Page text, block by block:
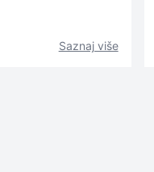
Saznaj više